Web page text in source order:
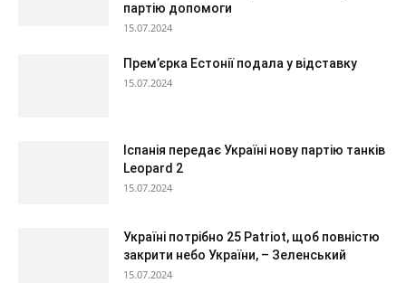
партію допомоги
15.07.2024
Прем’єрка Естонії подала у відставку
15.07.2024
Іспанія передає Україні нову партію танків
Leopard 2
15.07.2024
Україні потрібно 25 Patriot, щоб повністю
закрити небо України, – Зеленський
15.07.2024